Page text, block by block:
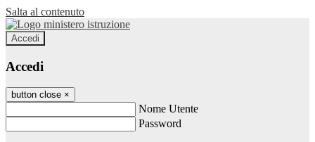
Salta al contenuto
Accedi
Accedi
button close ×
Nome Utente
Password